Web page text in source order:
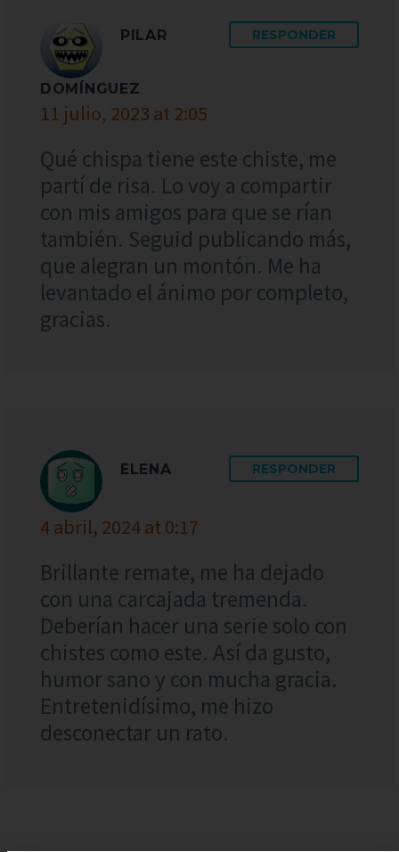
PILAR
DOMÍNGUEZ
11 julio, 2023 at 2:05
RESPONDER
Qué chispa tiene este chiste, me
partí de risa. Lo voy a compartir
con mis amigos para que se rían
también. Seguid publicando más,
que alegran un montón. Me ha
levantado el ánimo por completo,
gracias.
ELENA
4 abril, 2024 at 0:17
RESPONDER
Brillante remate, me ha dejado
con una carcajada tremenda.
Deberían hacer una serie solo con
chistes como este. Así da gusto,
humor sano y con mucha gracia.
Entretenidísimo, me hizo
desconectar un rato.